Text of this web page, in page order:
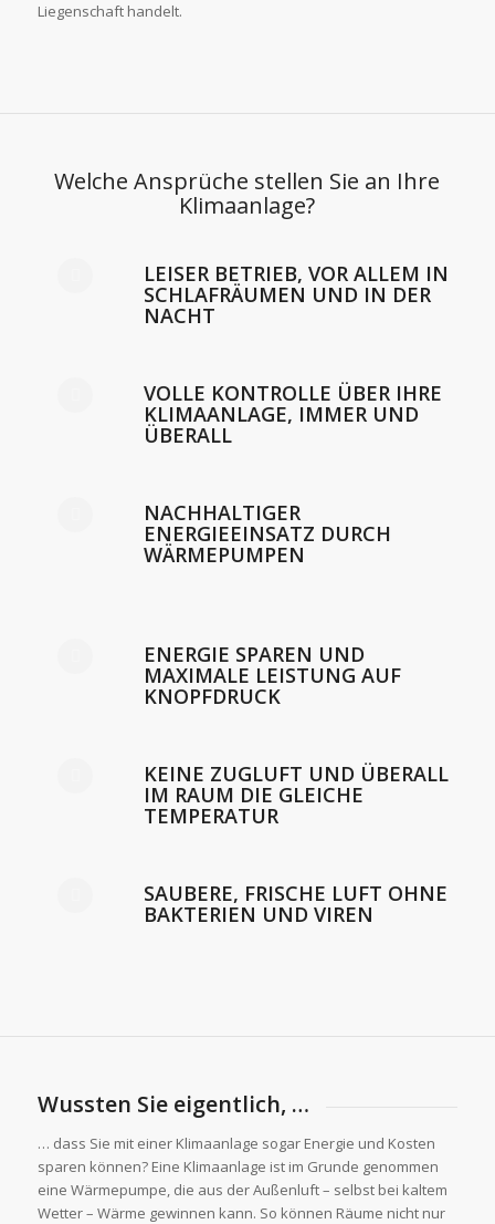
Liegenschaft handelt.
Welche Ansprüche stellen Sie an Ihre
Klimaanlage?
LEISER BETRIEB, VOR ALLEM IN
SCHLAFRÄUMEN UND IN DER
NACHT
VOLLE KONTROLLE ÜBER IHRE
KLIMAANLAGE, IMMER UND
ÜBERALL
NACHHALTIGER
ENERGIEEINSATZ DURCH
WÄRMEPUMPEN
ENERGIE SPAREN UND
MAXIMALE LEISTUNG AUF
KNOPFDRUCK
KEINE ZUGLUFT UND ÜBERALL
IM RAUM DIE GLEICHE
TEMPERATUR
SAUBERE, FRISCHE LUFT OHNE
BAKTERIEN UND VIREN
Wussten Sie eigentlich, …
… dass Sie mit einer Klimaanlage sogar Energie und Kosten
sparen können? Eine Klimaanlage ist im Grunde genommen
eine Wärmepumpe, die aus der Außenluft – selbst bei kaltem
Wetter – Wärme gewinnen kann. So können Räume nicht nur